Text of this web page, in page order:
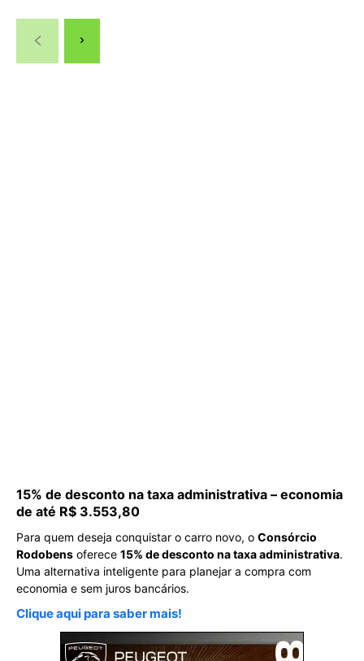
15% de desconto na taxa administrativa – economia
de até R$ 3.553,80
Para quem deseja conquistar o carro novo, o Consórcio
Rodobens oferece 15% de desconto na taxa administrativa.
Uma alternativa inteligente para planejar a compra com
economia e sem juros bancários.
Clique aqui para saber mais!